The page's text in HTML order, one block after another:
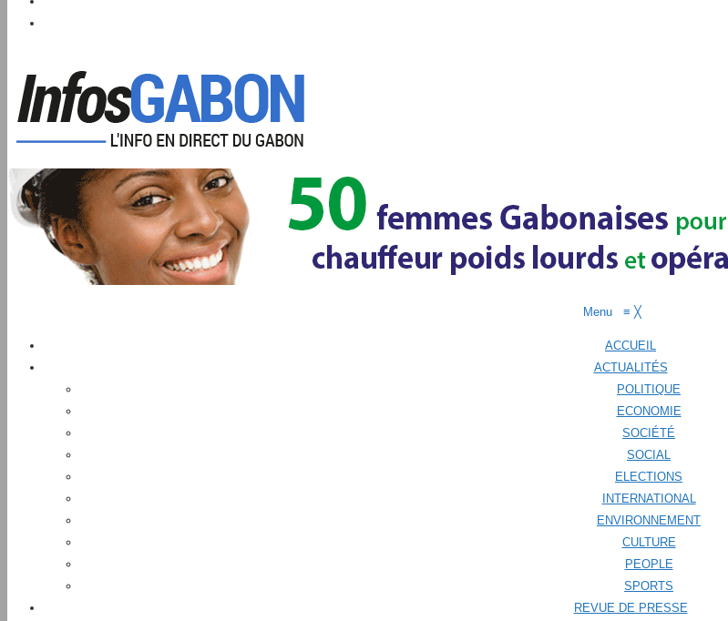
Menu ≡ ╳
ACCUEIL
ACTUALITÉS
POLITIQUE
ECONOMIE
SOCIÉTÉ
SOCIAL
ELECTIONS
INTERNATIONAL
ENVIRONNEMENT
CULTURE
PEOPLE
SPORTS
REVUE DE PRESSE